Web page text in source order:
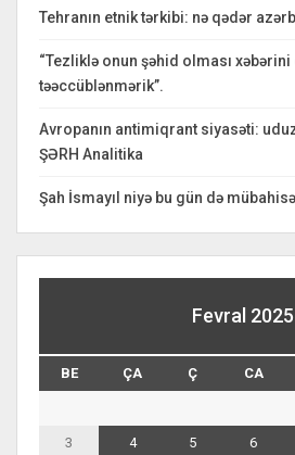
Tehranın etnik tərkibi: nə qədər
“Tezliklə onun şəhid olması xəbərini
təəccüblənmərik”.
Avropanın antimiqrant siyasəti:
ŞƏRH Analitika
Şah İsmayıl niyə bu gün də
Fevral 2025
BE ÇA Ç CA
3 4 5 6